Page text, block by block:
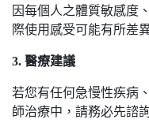
因每個人之體質敏感度
際使用感受可能有所差
3. 醫療建議
若您有任何急慢性疾病
師治療中，請務必先諮